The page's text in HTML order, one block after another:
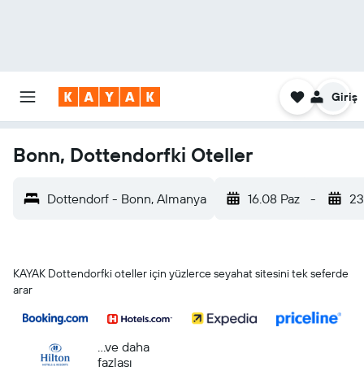
Giriş
Bonn, Dottendorfki Oteller
Dottendorf - Bonn, Almanya 16.08 Paz -
KAYAK Dottendorfki oteller için yüzlerce seyahat sitesini tek seferde
arar
...ve daha
fazlası